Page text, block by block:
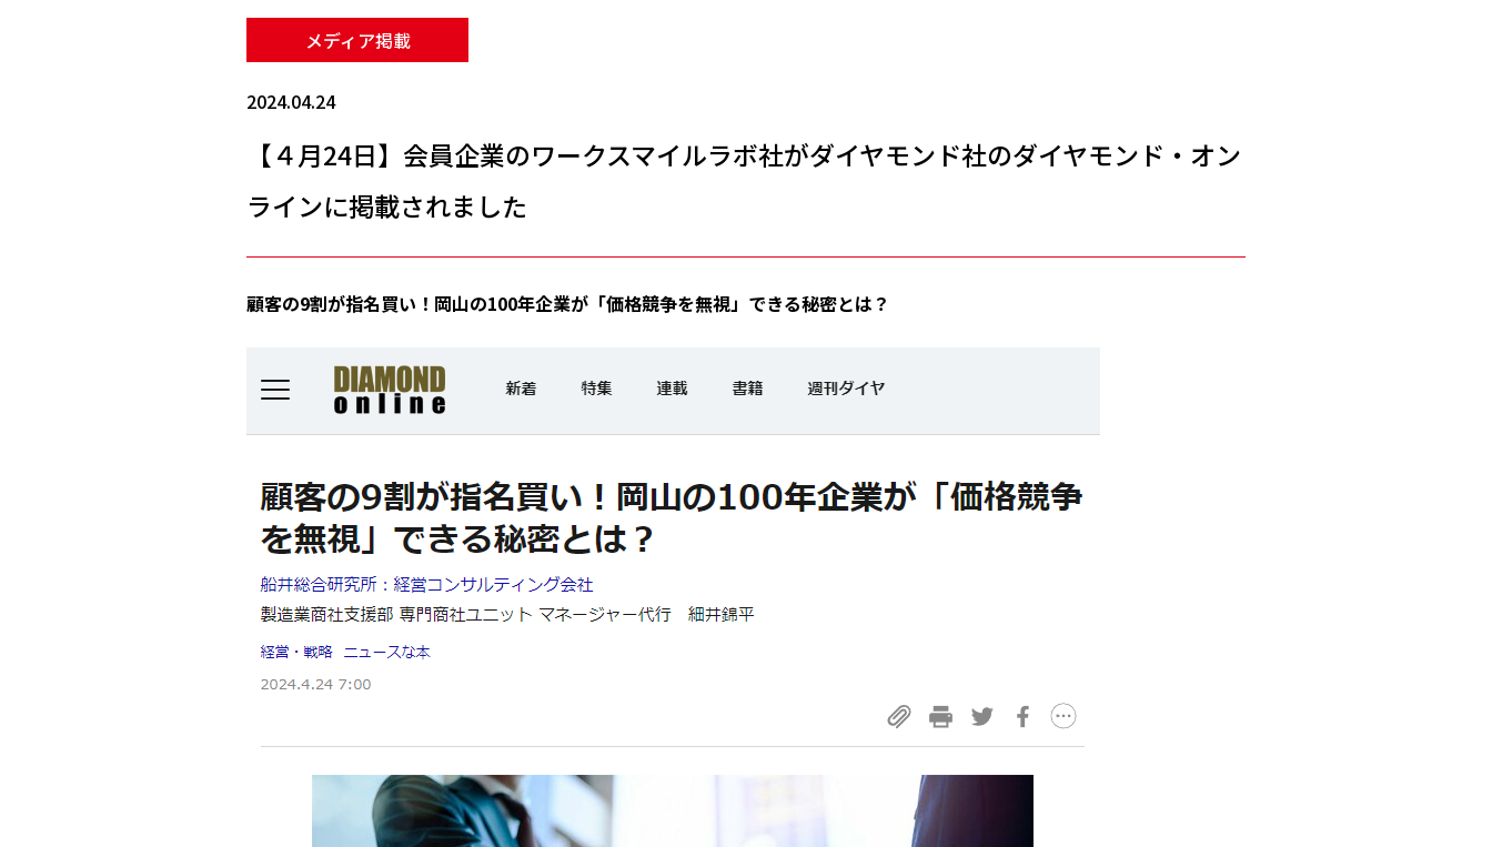
メディア掲載
2024.04.24
【４月24日】会員企業のワークスマイルラボ社がダイヤモンド社のダイヤモンド・オン
ラインに掲載されました
顧客の9割が指名買い！岡山の100年企業が「価格競争を無視」できる秘密とは？